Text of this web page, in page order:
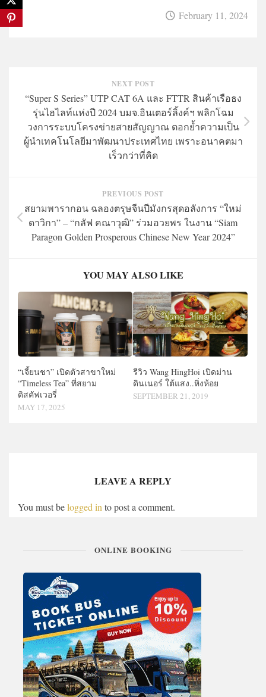
February 11, 2024
NEXT POST
“Super S Series” UTP CAT 6A และ FTTR สินค้าเรือธง
รุ่นไฮไลท์แห่งปี 2024 บมจ.อินเตอร์ลิ้งค์ฯ พลิกโฉม
วงการระบบโครงข่ายสายสัญญาณ ตอกย้ำความเป็น
ผู้นำเทคโนโลยีมาพัฒนาประเทศไทย เพราะอนาคตมา
เร็วกว่าที่คิด
PREVIOUS POST
สยามพารากอน ฉลองตรุษจีนปีมังกรสุดอลังการ “ใหม่
ดาวิกา” – “กลัฟ คณาวุฒิ” ร่วมอวยพร ในงาน “Siam
Paragon Golden Prosperous Chinese New Year 2024”
YOU MAY ALSO LIKE
“เจี้ยนชา” เปิดตัวสาขาใหม่
“Timeless Tea” ที่สยาม
ดิสคัฟเวอรี่
MAY 17, 2025
รีวิว Wang HingHoi เปิดม่าน
ดินเนอร์ ใต้แสง..หิ่งห้อย
SEPTEMBER 21, 2019
LEAVE A REPLY
You must belogged in to post a comment.
ONLINE BOOKING